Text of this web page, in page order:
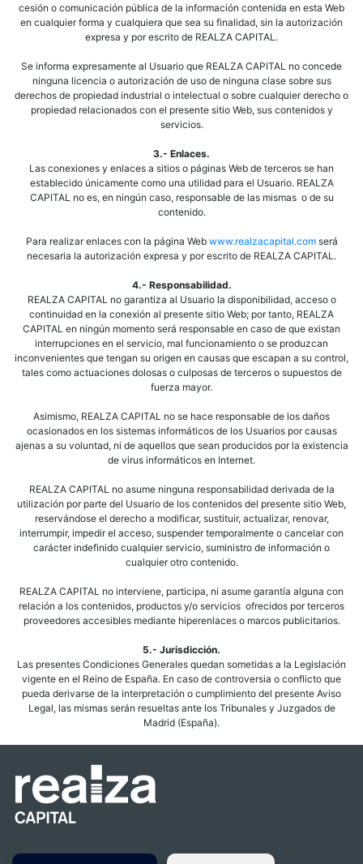
cesión o comunicación pública de la información contenida en esta Web
en cualquier forma y cualquiera que sea su finalidad, sin la autorización
expresa y por escrito de REALZA CAPITAL.
Se informa expresamente al Usuario que REALZA CAPITAL no concede
ninguna licencia o autorización de uso de ninguna clase sobre sus
derechos de propiedad industrial o intelectual o sobre cualquier derecho o
propiedad relacionados con el presente sitio Web, sus contenidos y
servicios.
3.- Enlaces.
Las conexiones y enlaces a sitios o páginas Web de terceros se han
establecido únicamente como una utilidad para el Usuario. REALZA
CAPITAL no es, en ningún caso, responsable de las mismas o de su
contenido.
Para realizar enlaces con la página Web www.realzacapital.comserá
necesaria la autorización expresa y por escrito de REALZA CAPITAL.
4.- Responsabilidad.
REALZA CAPITAL no garantiza al Usuario la disponibilidad, acceso o
continuidad en la conexión al presente sitio Web; por tanto, REALZA
CAPITAL en ningún momento será responsable en caso de que existan
interrupciones en el servicio, mal funcionamiento o se produzcan
inconvenientes que tengan su origen en causas que escapan a su control,
tales como actuaciones dolosas o culposas de terceros o supuestos de
fuerza mayor.
Asimismo, REALZA CAPITAL no se hace responsable de los daños
ocasionados en los sistemas informáticos de los Usuarios por causas
ajenas a su voluntad, ni de aquellos que sean producidos por la existencia
de virus informáticos en Internet.
REALZA CAPITAL no asume ninguna responsabilidad derivada de la
utilización por parte del Usuario de los contenidos del presente sitio Web,
reservándose el derecho a modificar, sustituir, actualizar, renovar,
interrumpir, impedir el acceso, suspender temporalmente o cancelar con
carácter indefinido cualquier servicio, suministro de información o
cualquier otro contenido.
REALZA CAPITAL no interviene, participa, ni asume garantía alguna con
relación a los contenidos, productos y/o servicios ofrecidos por terceros
proveedores accesibles mediante hiperenlaces o marcos publicitarios.
5.- Jurisdicción.
Las presentes Condiciones Generales quedan sometidas a la Legislación
vigente en el Reino de España. En caso de controversia o conflicto que
pueda derivarse de la interpretación o cumplimiento del presente Aviso
Legal, las mismas serán resueltas ante los Tribunales y Juzgados de
Madrid (España).